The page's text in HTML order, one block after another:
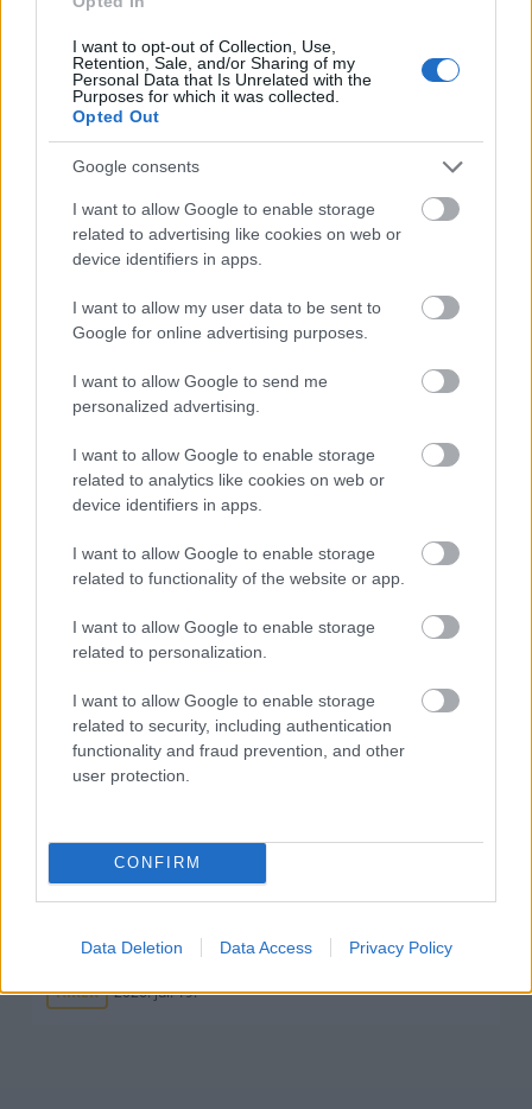
I want to opt-out of Collection, Use,
Retention, Sale, and/or Sharing of my
Personal Data that Is Unrelated with the
Purposes for which it was collected.
Opted Out
Google consents
I want to allow Google to enable storage
related to advertising like cookies on web or
device identifiers in apps.
I want to allow my user data to be sent to
Google for online advertising purposes.
I want to allow Google to send me
personalized advertising.
I want to allow Google to enable storage
related to analytics like cookies on web or
device identifiers in apps.
I want to allow Google to enable storage
related to functionality of the website or app.
I want to allow Google to enable storage
related to personalization.
I want to allow Google to enable storage
related to security, including authentication
functionality and fraud prevention, and other
user protection.
CONFIRM
Data Deletion Data Access Privacy Policy
Uniós források: íme a teendők, amelyek a
pénzek érkezéséhez még szükségesek
ELEMZÉSEK 2026. júl. 20.
legdrágábbja volt az amerikai foci vb -
gyorsmérleg
HÍREK 2026. júl. 20.
csavar a sztoriban
HÍREK 2026. júl. 19.